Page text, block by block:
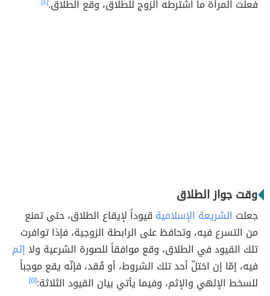
فعلت المرأة ما اشترطه الزوج للطلاق، وقع الطلاق.
وقت جواز الطلاق
جعلت الشريعة الإسلامية قيوداً لإيقاع الطلاق، حتى تمنع
من التسرع فيه، وتحافظ على الرابطة الزوجية، فإذا توافرت
تلك القيود في الطلاق، وقع موافقاً للصورة الشرعية ولاإثم
فيه، إمّا إن اختلّ أحد تلك الشروط، أو فُقد، فإنّه يقع موجباً
للسخط الإلهي والإثم، وفيما يأتي بيان القيود الثلاثة:[٥]